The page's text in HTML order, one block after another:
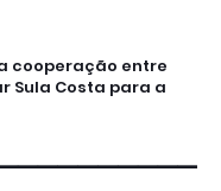
cooperação entre
Sula Costa para a